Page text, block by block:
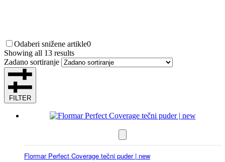
Odaberi snižene artikle0
Showing all 13 results
Zadano sortiranje
FILTER
Flormar Perfect Coverage tečni puder | new